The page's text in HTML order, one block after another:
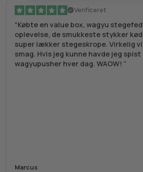
Verificeret
Købte en value box, wagyu
oplevelse, de smukkeste stykker
super lækker stegeskrope. Virkelig
smag. Hvis jeg kunne havde jeg
wagyupusher hver dag. WAOW!
Marcus